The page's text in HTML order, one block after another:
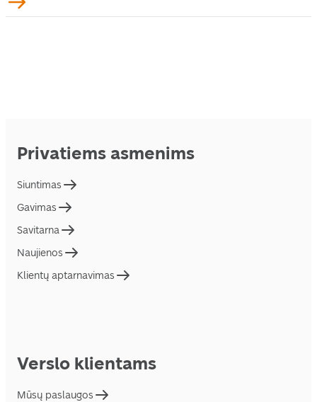
Privatiems asmenims
Siuntimas
Gavimas
Savitarna
Naujienos
Klientų aptarnavimas
Verslo klientams
Mūsų paslaugos